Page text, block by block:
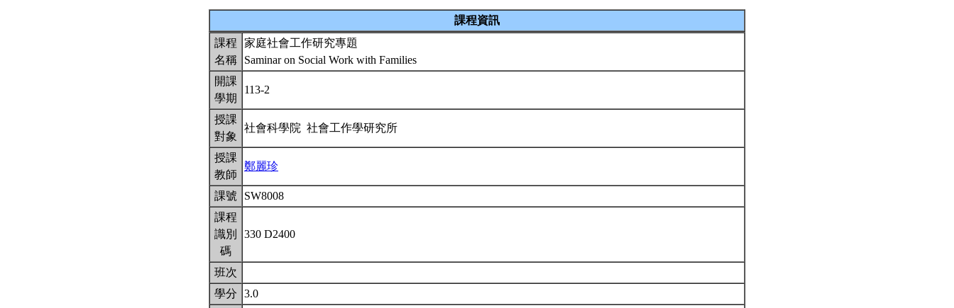
課程資訊
課程
名稱
家庭社會工作研究專題
Saminar on Social Work with Families
開課
學期
113-2
授課
對象
社會科學院 社會工作學研究所
授課
教師
鄭麗珍
課號
SW8008
課程
識別
碼
330 D2400
班次
學分
3.0